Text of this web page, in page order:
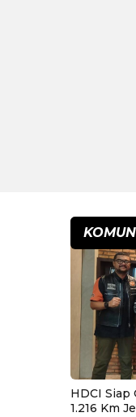
HDCI Siap
1.216 Km